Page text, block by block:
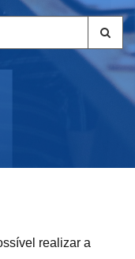
realizar a